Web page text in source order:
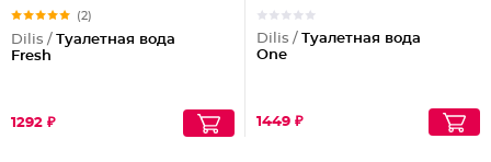
(2)
Dilis / Туалетная вода
Fresh
1292 ₽
Dilis / Туалетная вода
One
1449 ₽